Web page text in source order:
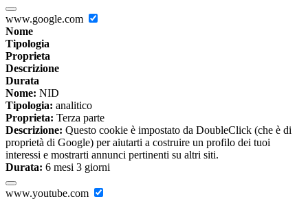
www.google.com
Nome
Tipologia
Proprieta
Descrizione
Durata
Nome: NID
Tipologia: analitico
Proprieta: Terza parte
Descrizione: Questo cookie è impostato da DoubleClick (che è di
proprietà di Google) per aiutarti a costruire un profilo dei tuoi
interessi e mostrarti annunci pertinenti su altri siti.
Durata: 6 mesi 3 giorni
www.youtube.com